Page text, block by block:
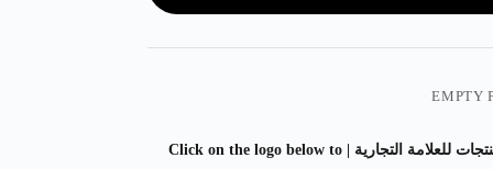
اضغط على الشعار ادناه لمشاهدة المزيد من المنتجات للعلامة التجارية | Click on the logo below to